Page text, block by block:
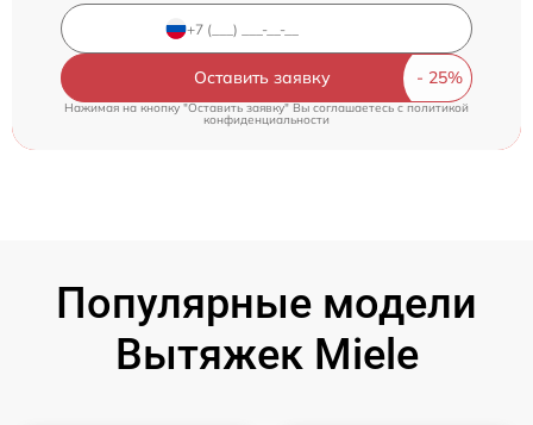
Оставить заявку
Нажимая на кнопку "Оставить заявку" Вы соглашаетесь c политикой
конфиденциальности
Популярные модели
Вытяжек Miele